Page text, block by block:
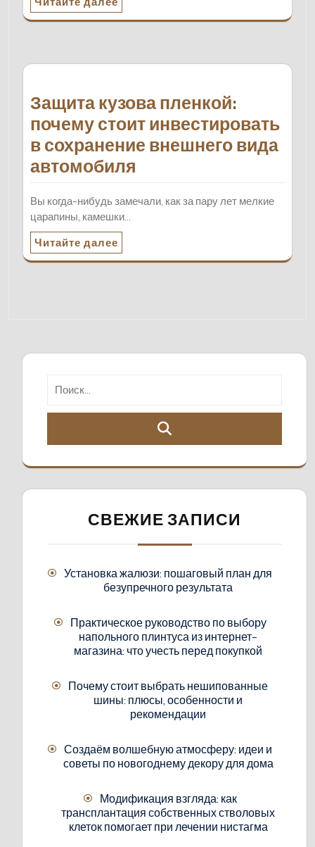
Защита кузова пленкой:
почему стоит инвестировать
в сохранение внешнего вида
автомобиля
Вы когда-нибудь замечали, как за пару лет мелкие
царапины, камешки…
Читайте далее
СВЕЖИЕ ЗАПИСИ
Установка жалюзи: пошаговый план для
безупречного результата
Практическое руководство по выбору
напольного плинтуса из интернет-
магазина: что учесть перед покупкой
Почему стоит выбрать нешипованные
шины: плюсы, особенности и
рекомендации
Создаём волшебную атмосферу: идеи и
советы по новогоднему декору для дома
Модификация взгляда: как
трансплантация собственных стволовых
клеток помогает при лечении нистагма